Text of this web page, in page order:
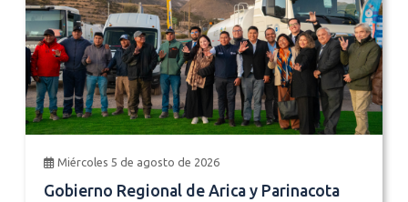
Miércoles 5 de agosto de 2026
Gobierno Regional de Arica y Parinacota